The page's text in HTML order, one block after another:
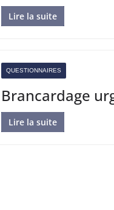
Lire la suite
QUESTIONNAIRES
Brancardage
Lire la suite